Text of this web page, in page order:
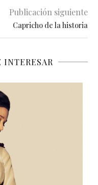
Publicación siguiente
Capricho de la historia